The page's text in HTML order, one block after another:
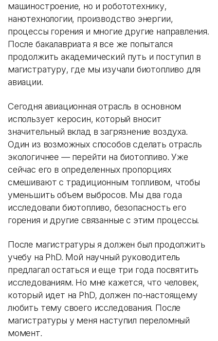
машиностроение, но и робототехнику,
нанотехнологии, производство энергии,
процессы горения и многие другие направления.
После бакалавриата я все же попытался
продолжить академический путь и поступил в
магистратуру, где мы изучали биотопливо для
авиации.
Сегодня авиационная отрасль в основном
использует керосин, который вносит
значительный вклад в загрязнение воздуха.
Один из возможных способов сделать отрасль
экологичнее — перейти на биотопливо. Уже
сейчас его в определенных пропорциях
смешивают с традиционным топливом, чтобы
уменьшить объем выбросов. Мы два года
исследовали биотопливо, безопасность его
горения и другие связанные с этим процессы.
После магистратуры я должен был продолжить
учебу на PhD. Мой научный руководитель
предлагал остаться и еще три года посвятить
исследованиям. Но мне кажется, что человек,
который идет на PhD, должен по-настоящему
любить тему своего исследования. После
магистратуры у меня наступил переломный
момент.